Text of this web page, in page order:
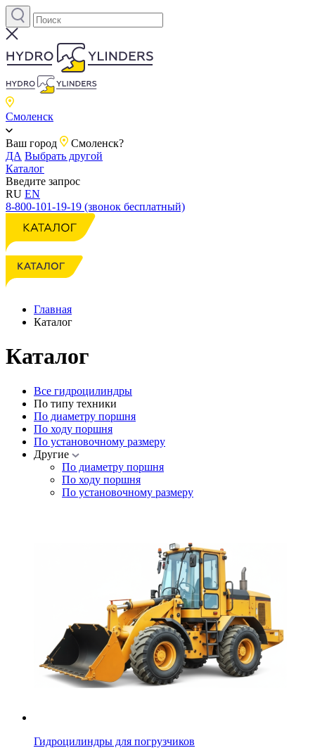
Смоленск
Ваш город
Смоленск?
ДА Выбрать другой
Каталог
Введите запрос
RU EN
8-800-101-19-19 (звонок бесплатный)
Главная
Каталог
Каталог
Все гидроцилиндры
По типу техники
По диаметру поршня
По ходу поршня
По установочному размеру
Другие
По диаметру поршня
По ходу поршня
По установочному размеру
Гидроцилиндры для погрузчиков